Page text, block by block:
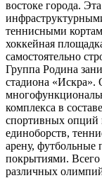
востоке города.
теннисными
хоккейная
самостоятельно
Группа Родина
стадиона «Искра».
комплекса в
спортивных опций
единоборств,
арену, футбольные
покрытиями. Всего
различных